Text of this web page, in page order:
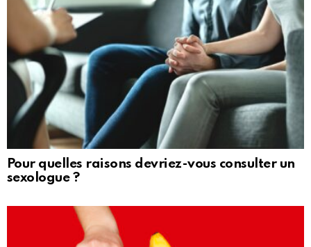
Pour quelles raisons devriez-vous consulter un
sexologue ?